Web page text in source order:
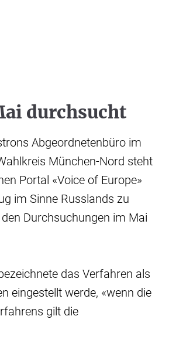
durchsucht
Abgeordnetenbüro im
München-Nord steht
Portal «Voice of Europe»
im Sinne Russlands zu
Durchsuchungen im Mai
das Verfahren als
eingestellt werde, «wenn die
gilt die